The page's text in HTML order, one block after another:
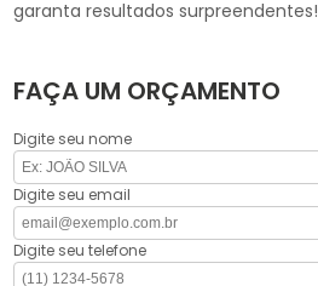
garanta resultados surpreendentes!
FAÇA UM ORÇAMENTO
Digite seu nome
Digite seu email
Digite seu telefone